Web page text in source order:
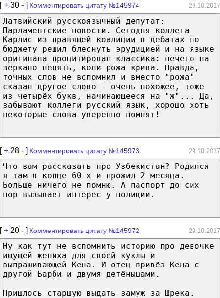
[+ 30 - ] Комментировать цитату №145974 29.10.2017
Латвийский русскоязычный депутат:
Парламентские новости. Сегодня коллега
Карлис из правящей коалиции в дебатах по
бюджету решил блеснуть эрудицией и на языке
оригинала процитировал классика: нечего на
зеркало пенять, коли рожа крива. Правда,
точных слов не вспомнил и вместо "рожа"
сказал другое слово - очень похожее, тоже
из четырёх букв, начинающееся на "ж"... Да,
забывают коллеги русский язык, хорошо хоть
некоторые слова уверенно помнят!
[+ 28 - ] Комментировать цитату №145973 29.10.2017
Что вам рассказать про Узбекистан? Родился
я там в конце 60-х и прожил 2 месяца.
Больше ничего не помню. А паспорт до сих
пор вызывает интерес у полиции.
[+ 20 - ] Комментировать цитату №145972 29.10.2017
Ну как тут не вспомнить историю про девочке
ищущей жениха для своей куклы и
выпрашивающей Кена. И отец привёз Кена с
другой Барби и двумя детёнышами.
Пришлось старшую выдать замуж за Шрека.